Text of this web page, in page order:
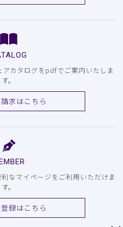
カタログをpdfでご案内いたしま
す。
求はこちら
なマイページをご利用いただけま
す。
録はこちら